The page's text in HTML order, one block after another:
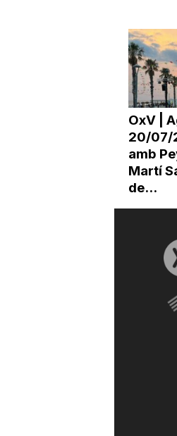
OxV |
20/07/
amb
Martí
de...